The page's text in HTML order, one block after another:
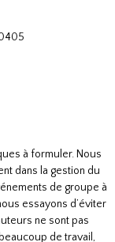
à formuler. Nous
dans la gestion du
de groupe à
essayons d’éviter
ne sont pas
de travail,